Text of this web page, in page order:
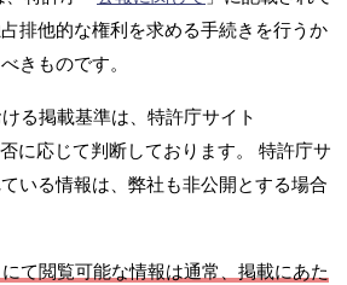
排他的な権利を求める手続きを行うか
きものです。
る掲載基準は、特許庁サイト
に応じて判断しております。 特許庁サ
いる情報は、弊社も非公開とする場合
て閲覧可能な情報は通常、掲載にあた